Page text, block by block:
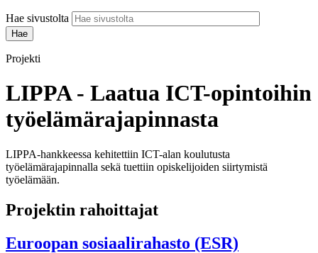
Hae sivustolta
Projekti
LIPPA - Laatua ICT-opintoihin
työelämärajapinnasta
LIPPA-hankkeessa kehitettiin ICT-alan koulutusta
työelämärajapinnalla sekä tuettiin opiskelijoiden siirtymistä
työelämään.​
Projektin rahoittajat
Euroopan sosiaalirahasto (ESR)